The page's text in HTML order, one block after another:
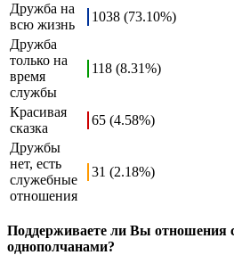
Дружба на
всю жизнь
1038 (73.10%)
Дружба
только на
время
службы
118 (8.31%)
Красивая
сказка
65 (4.58%)
Дружбы
нет, есть
служебные
отношения
31 (2.18%)
Поддерживаете ли Вы отношения
однополчанами?